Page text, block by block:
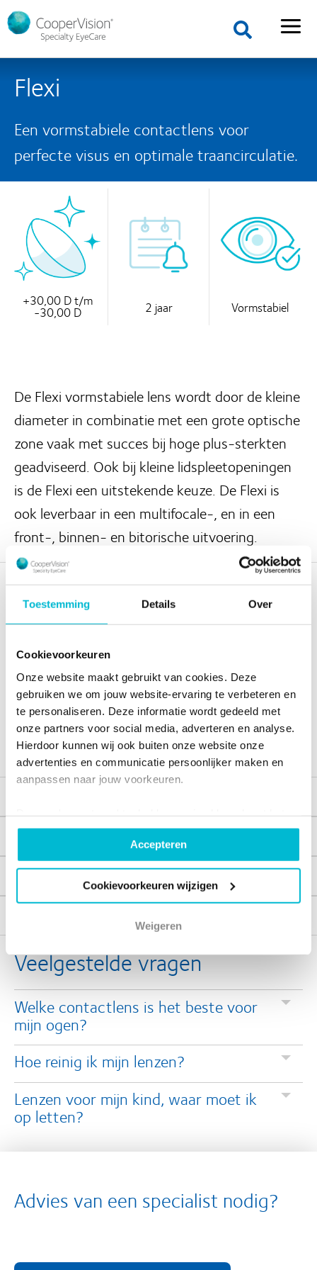
Toestemming Details Over
Cookievoorkeuren
Onze website maakt gebruikt van cookies. Deze
gebruiken we om jouw website-ervaring te verbeteren en
te personaliseren. Deze informatie wordt gedeeld met
onze partners voor social media, adverteren en analyse.
Hierdoor kunnen wij ook buiten onze website onze
advertenties en communicatie persoonlijker maken en
aanpassen naar jouw voorkeuren.
plaatsen van al onze cookies. Je kunt bij
'cookievoorkeuren wijzigen' zelf aangeven welke cookies
jouw akkoord krijgen. En door te 'weigeren' worden alleen
de functionele cookies geplaatst. Bekijk
Accepteren
Cookievoorkeuren wijzigen
Weigeren
Flexi
Een vormstabiele contactlens voor
perfecte visus en optimale traancirculatie.
+30,00 D t/m
-30,00 D 2 jaar Vormstabiel
De Flexi vormstabiele lens wordt door de kleine
diameter in combinatie met een grote optische
zone vaak met succes bij hoge plus-sterkten
geadviseerd. Ook bij kleine lidspleetopeningen
is de Flexi een uitstekende keuze. De Flexi is
ook leverbaar in een multifocale-, en in een
front-, binnen- en bitorische uitvoering.
Kenmerken
Deze kenmerken van Flexi vind je geweldig:
Optimale traancirculatie
Aanbevolen bij plus-sterkten
Ideale lens voor een kleine lidspleet
Vloeistof
Veelgestelde vragen
Welke contactlens is het beste voor
mijn ogen?
Hoe reinig ik mijn lenzen?
Lenzen voor mijn kind, waar moet ik
op letten?
Advies van een specialist nodig?